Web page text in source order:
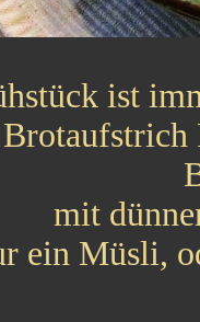
ist
mit
ein Müsli,